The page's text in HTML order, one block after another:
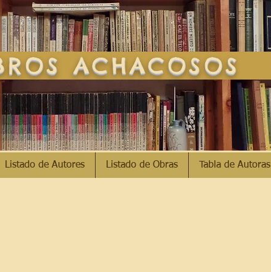
ACHACOSOS
Listado de Autores Listado de Obras Tabla de Autoras